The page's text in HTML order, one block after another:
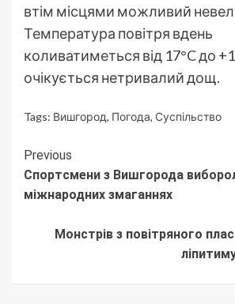
втім місцями можливий
Температура повітря вдень
коливатиметься від 17°C до
очікується нетривалий дощ.
Tags: Вишгород, Погода, Суспільство
Continue
Reading
Previous
Спортсмени з Вишгорода
міжнародних змаганнях
Монстрів з повітряного